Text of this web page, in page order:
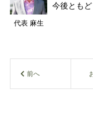
代表 麻生
今後ともど